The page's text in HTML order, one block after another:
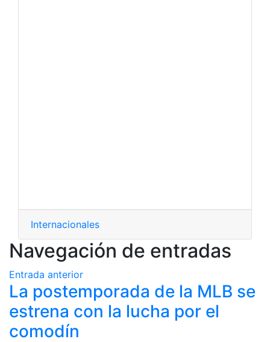
Internacionales
Navegación de entradas
Entrada anterior
La postemporada de la MLB se
estrena con la lucha por el
comodín